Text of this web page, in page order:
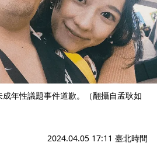
年性議題事件道歉。（翻攝自孟耿如
2024.04.05 17:11 臺北時間